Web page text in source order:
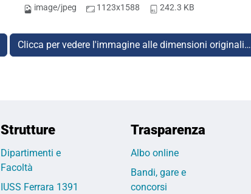
image/jpeg 1123x1588 242.3 KB
Clicca per vedere l'immagine alle dimensioni originali…
Strutture
Dipartimenti e
Facoltà
IUSS Ferrara 1391
Trasparenza
Albo online
Bandi, gare e
concorsi